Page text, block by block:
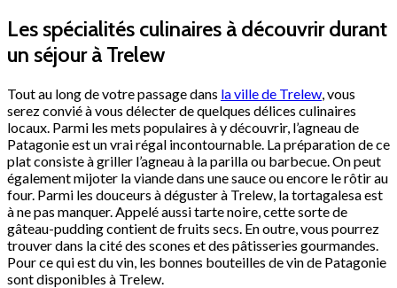
Les spécialités culinaires à découvrir durant
un séjour à Trelew
Tout au long de votre passage dans la ville de Trelew, vous
serez convié à vous délecter de quelques délices culinaires
locaux. Parmi les mets populaires à y découvrir, l’agneau de
Patagonie est un vrai régal incontournable. La préparation de ce
plat consiste à griller l’agneau à la parilla ou barbecue. On peut
également mijoter la viande dans une sauce ou encore le rôtir au
four. Parmi les douceurs à déguster à Trelew, la tortagalesa est
à ne pas manquer. Appelé aussi tarte noire, cette sorte de
gâteau-pudding contient de fruits secs. En outre, vous pourrez
trouver dans la cité des scones et des pâtisseries gourmandes.
Pour ce qui est du vin, les bonnes bouteilles de vin de Patagonie
sont disponibles à Trelew.